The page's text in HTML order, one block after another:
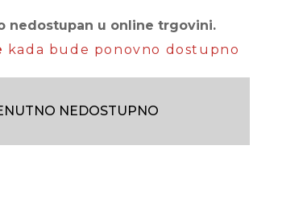
nedostupan u online trgovini.
kada bude ponovno dostupno
NEDOSTUPNO